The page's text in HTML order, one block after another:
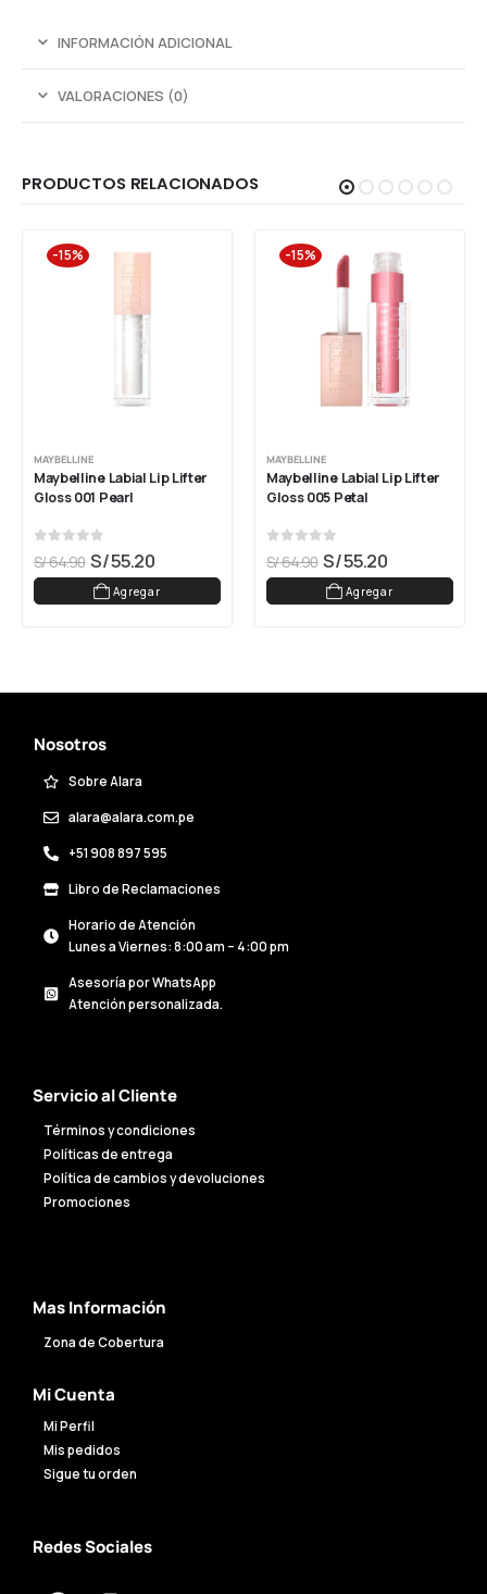
INFORMACIÓN ADICIONAL
VALORACIONES (0)
PRODUCTOS RELACIONADOS
-15%
MAYBELLINE
Maybelline Labial Lip Lifter
Gloss 001 Pearl
out of 5
S/64.90 S/55.20
Agregar
-15%
MAYBELLINE
Maybelline Labial Lip Lifter
Gloss 005 Petal
out of 5
S/64.90 S/55.20
Agregar
Nosotros
Sobre Alara
alara@alara.com.pe
+51 908 897 595
Libro de Reclamaciones
Horario de Atención
Lunes a Viernes: 8:00 am – 4:00 pm
Asesoría por WhatsApp
Atención personalizada.
Servicio al Cliente
Términos y condiciones
Políticas de entrega
Política de cambios y devoluciones
Promociones
Mas Información
Zona de Cobertura
Mi Cuenta
Mi Perfil
Mis pedidos
Sigue tu orden
Redes Sociales